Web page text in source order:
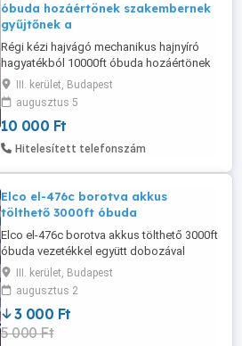
óbuda hozáértönek szakembernek
gyűjtőnek a
Régi kézi hajvágó mechanikus hajnyíró
hagyatékból 10000ft óbuda hozáértönek
szakembernek gyűjtőnek ajánlom 36 20
949 1288 36 50 104 8272 magánszemély
vagyok
III. kerület, Budapest
augusztus 5
10 000 Ft
Hitelesített telefonszám
Elco el-476c borotva akkus
tölthető 3000ft óbuda
Elco el-476c borotva akkus tölthető 3000ft
óbuda vezetékkel együtt dobozával
személyes átvétel óbudán posta
kizárolag előre fizetés után mpl
csomagautomatába +3000ft 36 20
9491288 36 50 1048272
III. kerület, Budapest
augusztus 2
3 000 Ft
5 000 Ft